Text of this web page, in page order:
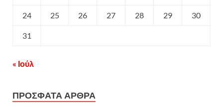
24 25 26 27 28 29 30
31
« Ιούλ
ΠΡΟΣΦΑΤΑ ΑΡΘΡΑ